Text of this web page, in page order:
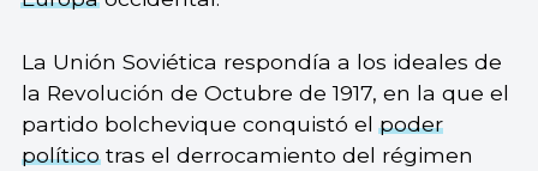
La Unión Soviética respondía a los ideales de
la Revolución de Octubre de 1917, en la que el
partido bolchevique conquistó elpoder
políticotras el derrocamiento del régimen